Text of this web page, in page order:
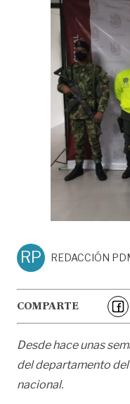
RP REDACCIÓN
COMPARTE
Desde hace unas
del departamento
nacional.